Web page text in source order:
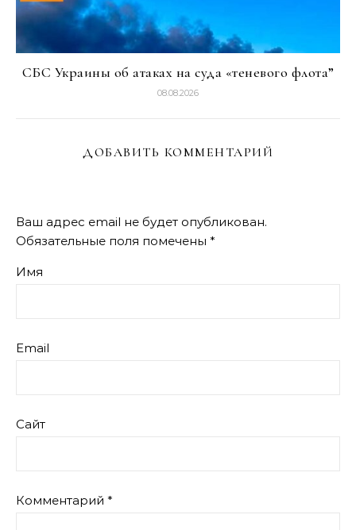
СБС Украины об атаках на суда «теневого флота”
08.08.2026
ДОБАВИТЬ КОММЕНТАРИЙ
Ваш адрес email не будет опубликован.
Обязательные поля помечены *
Имя
Email
Сайт
Комментарий *